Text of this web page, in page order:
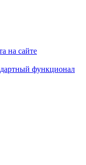
на сайте
функционал